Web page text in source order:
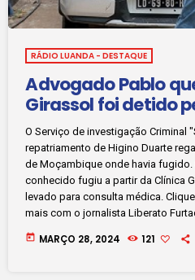
RÁDIO LUANDA - DESTAQUE
Advogado Pablo
Girassol foi detido
O Serviço de investigação Criminal
repatriamento de Higino Duarte
de Moçambique onde havia
conhecido fugiu a partir da Clínica
levado para consulta médica.
mais com o jornalista Liberato
today MARÇO 28, 2024 121